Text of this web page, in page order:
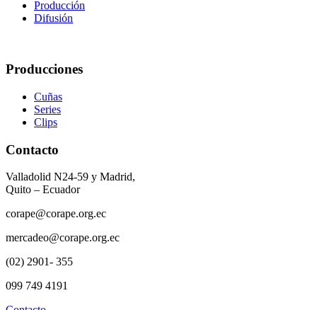
Producción
Difusión
Producciones
Cuñas
Series
Clips
Contacto
Valladolid N24-59 y Madrid,
Quito – Ecuador
corape@corape.org.ec
mercadeo@corape.org.ec
(02) 2901- 355
099 749 4191